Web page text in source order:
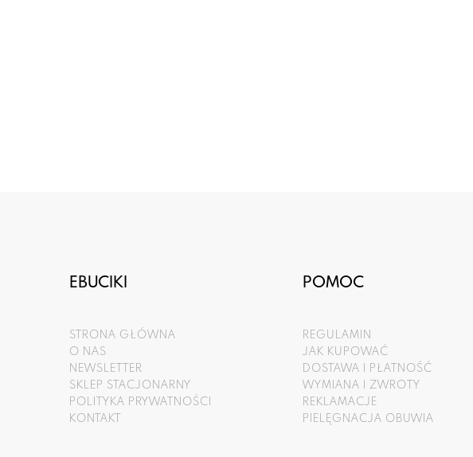
EBUCIKI
STRONA GŁÓWNA
O NAS
NEWSLETTER
SKLEP STACJONARNY
POLITYKA PRYWATNOŚCI
KONTAKT
POMOC
REGULAMIN
JAK KUPOWAĆ
DOSTAWA I PŁATNOŚĆ
WYMIANA I ZWROTY
REKLAMACJE
PIELĘGNACJA OBUWIA